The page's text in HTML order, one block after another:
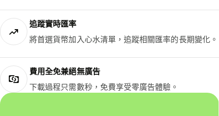
追蹤實時匯率
將首選貨幣加入心水清單，追蹤相關匯率的長期變化。
費用全免兼絕無廣告
下載過程只需數秒，免費享受零廣告體驗。